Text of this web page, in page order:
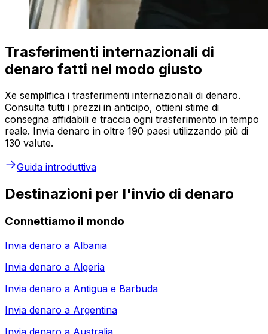
Trasferimenti internazionali di
denaro fatti nel modo giusto
Xe semplifica i trasferimenti internazionali di denaro.
Consulta tutti i prezzi in anticipo, ottieni stime di
consegna affidabili e traccia ogni trasferimento in tempo
reale. Invia denaro in oltre 190 paesi utilizzando più di
130 valute.
Guida introduttiva
Destinazioni per l'invio di denaro
Connettiamo il mondo
Invia denaro a Albania
Invia denaro a Algeria
Invia denaro a Antigua e Barbuda
Invia denaro a Argentina
Invia denaro a Australia